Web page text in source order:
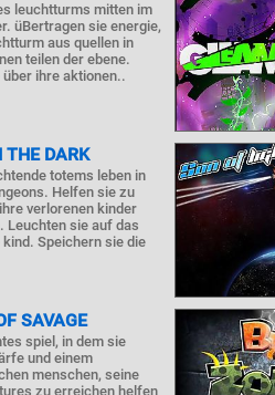
leuchtturms mitten im
üBertragen sie energie,
aus quellen in
teilen der ebene.
über ihre aktionen..
THE DARK
totems leben in
Helfen sie zu
verlorenen kinder
Leuchten sie auf das
Speichern sie die
SAVAGE
spiel, in dem sie
und einem
menschen, seine
zu erreichen helfen